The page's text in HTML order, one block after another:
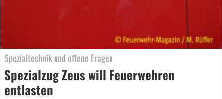
Spezialtechnik und offene Fragen
Spezialzug Zeus will Feuerwehren
entlasten